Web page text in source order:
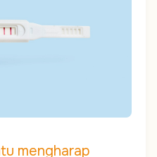
mengharap